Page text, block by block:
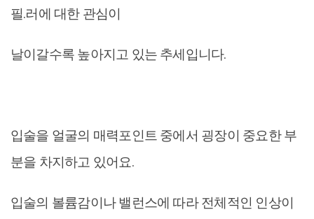
필.러에 대한 관심이
날이갈수록 높아지고 있는 추세입니다.
입술을 얼굴의 매력포인트 중에서 굉장이 중요한 부
분을 차지하고 있어요.
입술의 볼륨감이나 밸런스에 따라 전체적인 인상이